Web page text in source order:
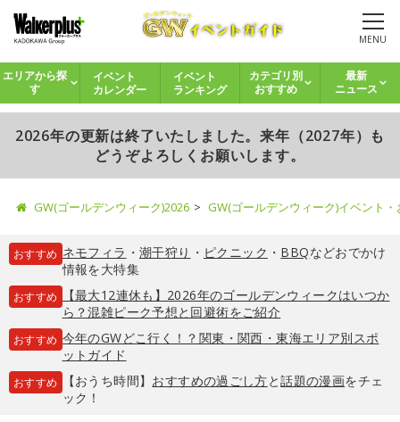
MENU
エリアから探
す
イベント
カレンダー
イベント
ランキング
カテゴリ別
おすすめ
最新
ニュース
2026年の更新は終了いたしました。来年（2027年）も
どうぞよろしくお願いします。
GW(ゴールデンウィーク)2026 GW(ゴールデンウィーク)イベント
おすすめ ネモフィラ ・ 潮干狩り ・ ピクニック ・ BBQなどおでかけ
情報を大特集
おすすめ
【最大12連休も】2026年のゴールデンウィークはいつか
ら？混雑ピーク予想と回避術をご紹介
おすすめ 今年のGWどこ行く！？関東・関西・東海エリア別スポ
ットガイド
おすすめ 【おうち時間】 おすすめの過ごし方と話題の漫画をチェ
ック！